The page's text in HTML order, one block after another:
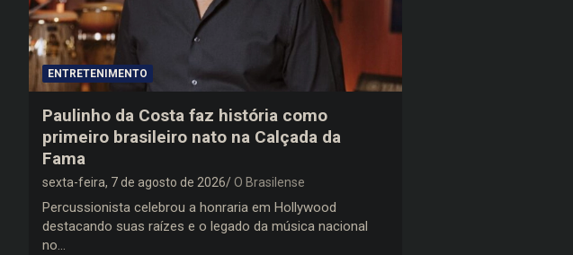
ENTRETENIMENTO
Paulinho da Costa faz história como
primeiro brasileiro nato na Calçada da
Fama
sexta-feira, 7 de agosto de 2026 O Brasilense
Percussionista celebrou a honraria em Hollywood
destacando suas raízes e o legado da música nacional
no…